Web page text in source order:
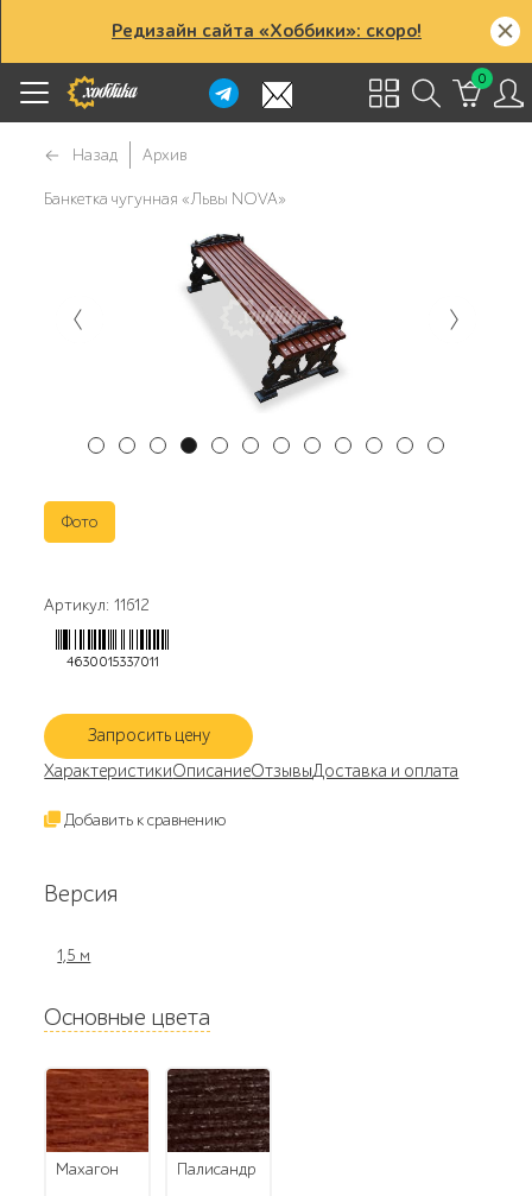
Редизайн сайта «Хоббики»: скоро!
0
Назад Архив
Банкетка чугунная «Львы NOVA»
Фото
Артикул: 11612
4630015337011
Запросить цену
ХарактеристикиОписаниеОтзывыДоставка и оплата
Добавить к сравнению
Версия
1,5 м
Основные цвета
махагон палисандр